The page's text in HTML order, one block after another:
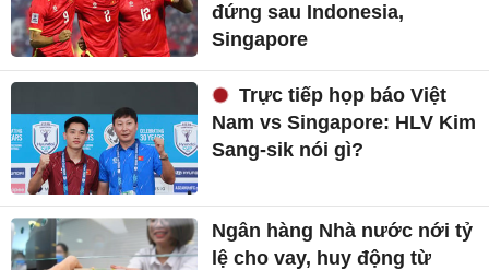
đứng sau Indonesia,
Singapore
Trực tiếp họp báo Việt
Nam vs Singapore: HLV Kim
Sang-sik nói gì?
Ngân hàng Nhà nước nới tỷ
lệ cho vay, huy động từ